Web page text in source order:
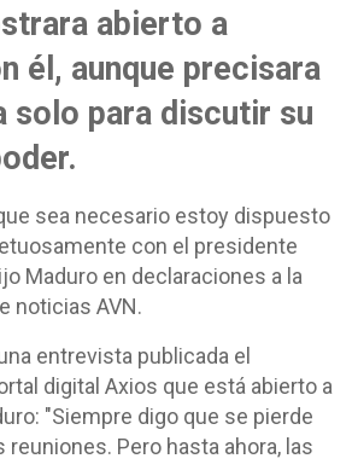
abierto a
él, aunque precisara
solo para discutir su
sea necesario estoy dispuesto
con el presidente
Maduro en declaraciones a la
noticias AVN.
entrevista publicada el
digital Axios que está abierto a
"Siempre digo que se pierde
Pero hasta ahora, las